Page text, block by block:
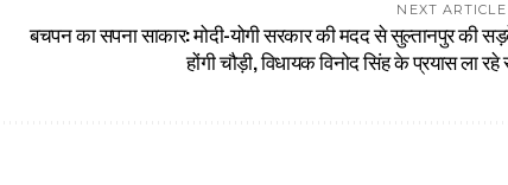
NEXT ARTICLE
बचपन का सपना साकार: मोदी-योगी सरकार की मदद से सुल्तानपुर की
होंगी चौड़ी, विधायक विनोद सिंह के प्रयास ला रहे